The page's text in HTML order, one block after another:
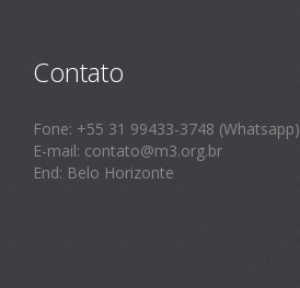
Contato
Fone: +55 31 99433-3748 (Whatsapp)
E-mail: contato@m3.org.br
End: Belo Horizonte